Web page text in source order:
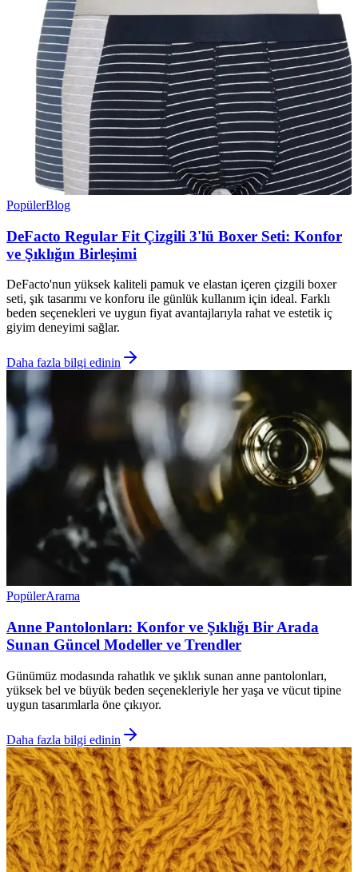
PopülerBlog
DeFacto Regular Fit Çizgili 3'lü Boxer Seti: Konfor
ve Şıklığın Birleşimi
DeFacto'nun yüksek kaliteli pamuk ve elastan içeren çizgili boxer
seti, şık tasarımı ve konforu ile günlük kullanım için ideal. Farklı
beden seçenekleri ve uygun fiyat avantajlarıyla rahat ve estetik iç
giyim deneyimi sağlar.
Daha fazla bilgi edinin
PopülerArama
Anne Pantolonları: Konfor ve Şıklığı Bir Arada
Sunan Güncel Modeller ve Trendler
Günümüz modasında rahatlık ve şıklık sunan anne pantolonları,
yüksek bel ve büyük beden seçenekleriyle her yaşa ve vücut tipine
uygun tasarımlarla öne çıkıyor.
Daha fazla bilgi edinin